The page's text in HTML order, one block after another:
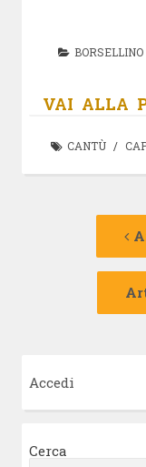
BORSELLINO
VAI ALLA
CANTÙ/
Accedi
Cerca